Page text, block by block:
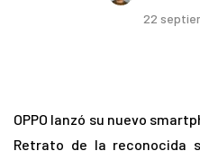
22
OPPO lanzó su nuevo
Retrato de la reconocida